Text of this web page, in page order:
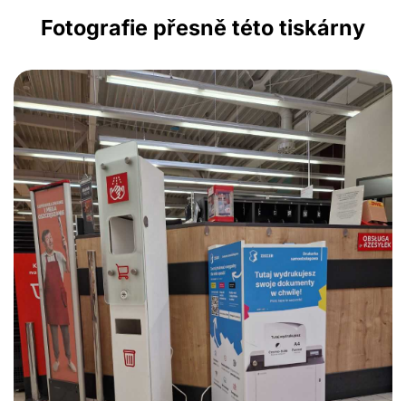
Fotografie přesně této tiskárny